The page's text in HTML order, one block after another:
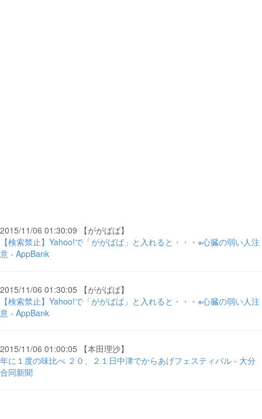
2015/11/06 01:30:09 【ががばば】
【検索禁止】Yahoo!で「ががばば」と入れると・・・※心臓の弱い人注
意 - AppBank
2015/11/06 01:30:05 【ががばば】
【検索禁止】Yahoo!で「ががばば」と入れると・・・※心臓の弱い人注
意 - AppBank
2015/11/06 01:00:05 【本田理沙】
年に１度の味比べ ２０、２１日中津でからあげフェスティバル - 大分
合同新聞